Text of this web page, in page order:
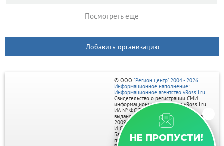
Посмотреть ещё
Добавить организацию
НЕ ПРОПУСТИ!
© ООО "Регион центр" 2004 - 2026
Информационное наполнение:
Информационное агентство vRossii.ru
Свидетельство о регистрации СМИ
информационного агентства vRossii.ru
ИА № ФС 77‑35502
выдано РОСКОМНАДЗОРом 04 марта
2009г.
И. О. Главного редактора Нарыков А. Н.
Баннеры на портале размещаются на
правах рекламы.